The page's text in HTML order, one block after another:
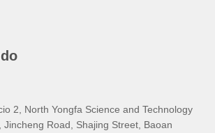
2, North Yongfa Science and Technology
Jincheng Road, Shajing Street, Baoan